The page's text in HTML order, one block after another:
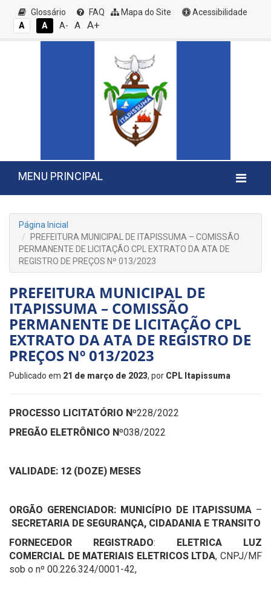
Glossário FAQ Mapa do Site
Acessibilidade
A
A A- A A+
MENU PRINCIPAL
Página Inicial
PREFEITURA MUNICIPAL DE ITAPISSUMA – COMISSÃO
PERMANENTE DE LICITAÇÃO CPL EXTRATO DA ATA DE
REGISTRO DE PREÇOS Nº 013/2023
PREFEITURA MUNICIPAL DE
ITAPISSUMA – COMISSÃO
PERMANENTE DE LICITAÇÃO CPL
EXTRATO DA ATA DE REGISTRO DE
PREÇOS Nº 013/2023
Publicado em 21 de março de 2023, por CPL Itapissuma
PROCESSO LICITATÓRIO Nº228/2022
PREGÃO ELETRÔNICO Nº038/2022
VALIDADE: 12 (DOZE) MESES
ORGÃO GERENCIADOR: MUNICÍPIO DE ITAPISSUMA –
SECRETARIA DE SEGURANÇA, CIDADANIA E TRANSITO
FORNECEDOR REGISTRADO: ELETRICA LUZ
COMERCIAL DE MATERIAIS ELETRICOS LTDA, CNPJ/MF
sob o nº 00.226.324/0001-42,